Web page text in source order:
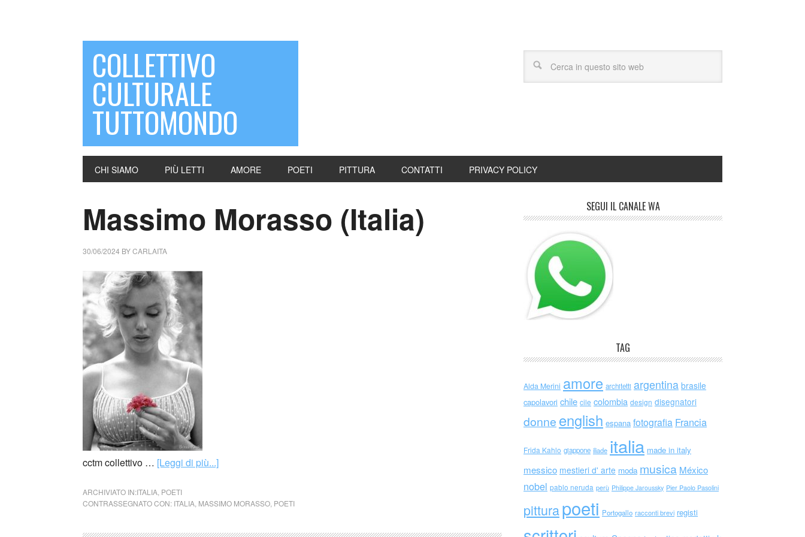
COLLETTIVO
CULTURALE
TUTTOMONDO
CHI SIAMO PIÙ LETTI AMORE POETI PITTURA CONTATTI PRIVACY POLICY
Massimo Morasso (Italia)
30/06/2024 BYCARLAITA
cctm collettivo … [Leggi di più...]
ARCHIVIATO IN:ITALIA POETI
CONTRASSEGNATO CON: ITALIA MASSIMO MORASSO POETI
SEGUI IL CANALE WA
TAG
Alda Merini amore architetti argentina brasile
capolavori chile cile colombia design disegnatori
donne english espana fotografia Francia
Frida Kahlo giappone iliade italia made in italy
messico mestieri d' arte moda musica México
nobel pablo neruda perù Philippe Jaroussky Pier Paolo Pasolini
pitturapoeti Portogallo racconti brevi registi